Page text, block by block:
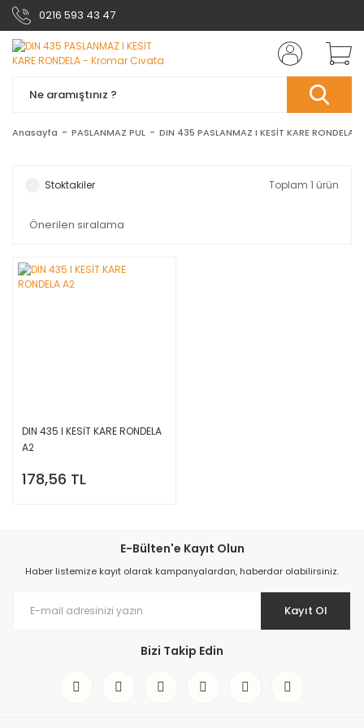
0216 593 43 47
Anasayfa PASLANMAZ PUL DIN 435 PASLANMAZ I KESİT KARE RONDELA
Stoktakiler Toplam 1 ürün
DIN 435 I KESİT KARE RONDELA
A2
178,56 TL
E-Bülten'e Kayıt Olun
Haber listemize kayıt olarak kampanyalardan, haberdar olabilirsiniz.
Kayıt Ol
Bizi Takip Edin